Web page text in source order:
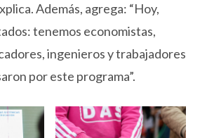
Además, agrega: “Hoy,
tenemos economistas,
ingenieros y trabajadores
por este programa”.